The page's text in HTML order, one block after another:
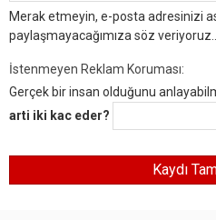
Merak etmeyin, e-posta adresinizi
paylaşmayacağımıza söz veriyoruz...
İstenmeyen Reklam Koruması:
Gerçek bir insan olduğunu
arti iki kac eder?